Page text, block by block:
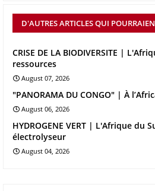
D'AUTRES ARTICLES QUI
CRISE DE LA BIODIVERSITE |
ressources
August 07, 2026
"PANORAMA DU CONGO" | À
August 06, 2026
HYDROGENE VERT | L'Afrique du
électrolyseur
August 04, 2026